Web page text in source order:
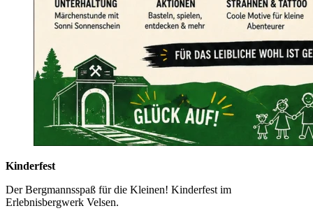
Kinderfest
Der Bergmannsspaß für die Kleinen! Kinderfest im
Erlebnisbergwerk Velsen.